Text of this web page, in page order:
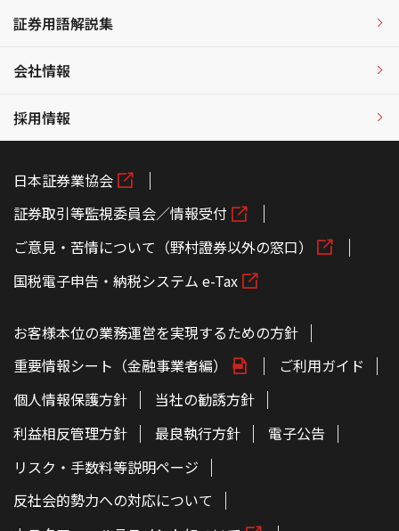
証券用語解説集
会社情報
採用情報
日本証券業協会
証券取引等監視委員会／情報受付
ご意見・苦情について（野村證券以外の窓口）
国税電子申告・納税システム e-Tax
お客様本位の業務運営を実現するための方針
重要情報シート（金融事業者編）
ご利用ガイド
個人情報保護方針
当社の勧誘方針
利益相反管理方針
最良執行方針
電子公告
リスク・手数料等説明ページ
反社会的勢力への対応について